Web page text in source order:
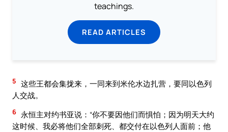
teachings.
READ ARTICLES
5 这些王都会集拢来，一同来到米伦水边扎营，要同以色列
人交战。
6 永恒主对约书亚说：“你不要因他们而惧怕；因为明天大约
这时候、我必将他们全部刺死、都交付在以色列人面前；他